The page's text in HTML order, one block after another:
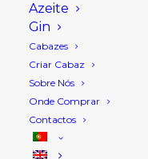
Azeite
Gin
Cabazes
Criar Cabaz
Sobre Nós
Onde Comprar
Contactos